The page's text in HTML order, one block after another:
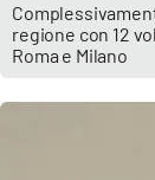
regione con 12
Roma e Milano